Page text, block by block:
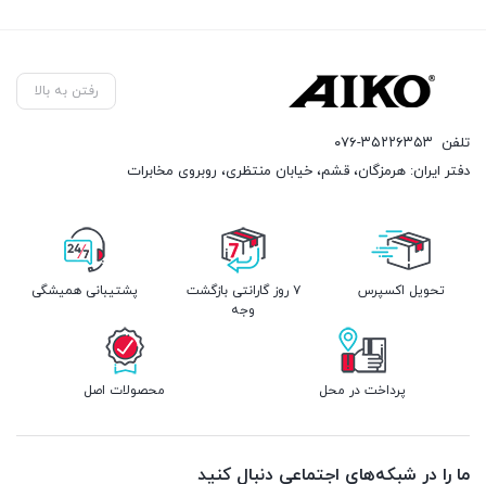
رفتن به بالا
تلفن ۰۷۶-۳۵۲۲۶۳۵۳
دفتر ایران: هرمزگان، قشم، خیابان منتظری، روبروی مخابرات
تحویل اکسپرس
۷ روز گارانتی بازگشت
وجه
پشتیبانی همیشگی
پرداخت در محل محصولات اصل
ما را در شبکه‌های اجتماعی دنبال کنید